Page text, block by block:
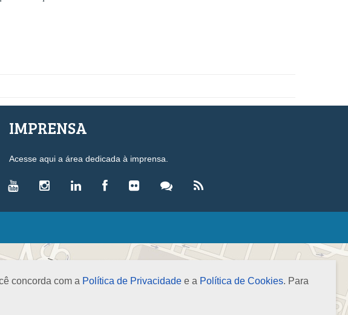
concorda com a Política de Privacidade e a Política de Cookies. Para
IMPRENSA
Acesse aqui a área dedicada à imprensa.
LEGISLAÇÃO
Leis
Decretos-Lei